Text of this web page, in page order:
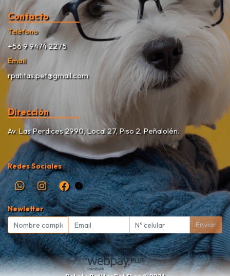
Contacto
Teléfono
+56 9 9474 2275
Email
rpatitas.pet@gmail.com
Dirección
Av. Las Perdices 2990, Local 27, Piso 2, Peñalolén.
Redes Sociales
Newletter
Enviar